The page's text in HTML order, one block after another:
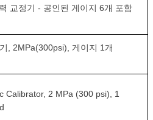
교정기 - 공인된 게이지 6개 포함
, 2MPa(300psi), 게이지 1개
Calibrator, 2 MPa (300 psi), 1